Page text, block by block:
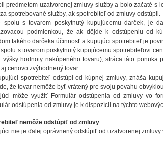
predmetom uzatvorenej zmluvy služby a bolo začaté
spotrebované služby, ak spotrebiteľ od zmluvy odstúpil.
spolu s tovarom poskytnutý kupujúcemu darček, je
podmienkou, že ak dôjde k odstúpeniu od
takého darčeka účinnosť a kupujúci spotrebiteľ je
s tovarom poskytnutý kupujúcemu spotrebiteľovi
výšky hodnoty nakúpeného tovaru), stráca táto
cenovo zvýhodnený tovar.
spotrebiteľ odstúpi od kúpnej zmluvy, znáša
že tovar nemôže byť vrátený pre svoju povahu
môže využiť Formulár odstúpenia od zmluvy vo
odstúpenia od zmluvy je k dispozícii na týchto
nemôže odstúpiť od zmluvy
nie je ďalej oprávnený odstúpiť od uzatvorenej